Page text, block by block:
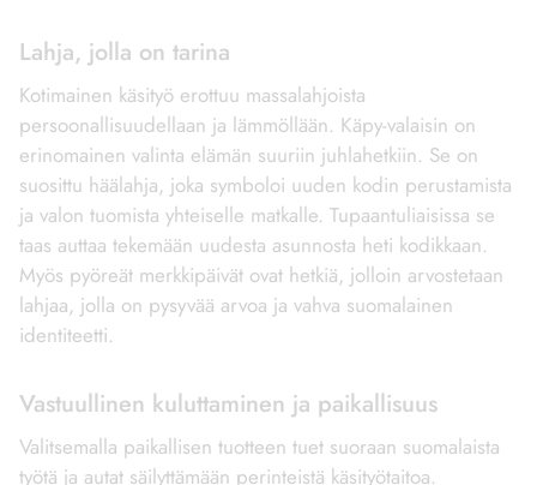
Lahja, jolla on tarina
Kotimainen käsityö erottuu massalahjoista
persoonallisuudellaan ja lämmöllään. Käpy-valaisin on
erinomainen valinta elämän suuriin juhlahetkiin. Se on
suosittu häälahja, joka symboloi uuden kodin perustamista
ja valon tuomista yhteiselle matkalle. Tupaantuliaisissa se
taas auttaa tekemään uudesta asunnosta heti kodikkaan.
Myös pyöreät merkkipäivät ovat hetkiä, jolloin arvostetaan
lahjaa, jolla on pysyvää arvoa ja vahva suomalainen
identiteetti.
Vastuullinen kuluttaminen ja paikallisuus
Valitsemalla paikallisen tuotteen tuet suoraan suomalaista
työtä ja autat säilyttämään perinteistä käsityötaitoa.